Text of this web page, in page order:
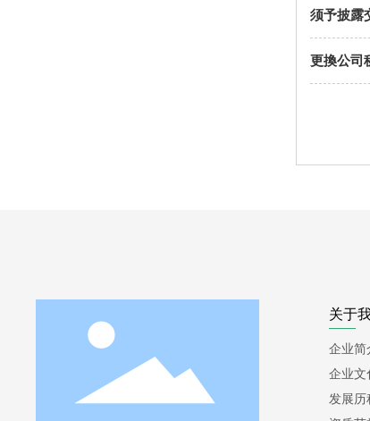
须予披露
更換公司
关于
企业简
企业文
发展历